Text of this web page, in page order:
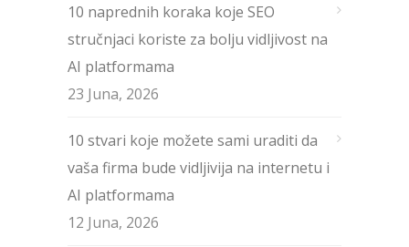
10 naprednih koraka koje SEO
stručnjaci koriste za bolju vidljivost na
AI platformama
23 Juna, 2026
10 stvari koje možete sami uraditi da
vaša firma bude vidljivija na internetu i
AI platformama
12 Juna, 2026